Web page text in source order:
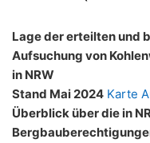
Lage der erteilten und
Aufsuchung von
in NRW
Stand Mai 2024 Karte
Überblick über die in